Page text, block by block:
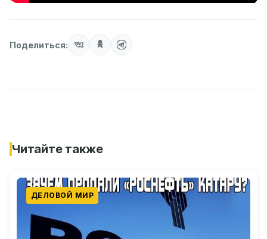
Поделиться:
Читайте также
ДЕЛОВОЙ МИР